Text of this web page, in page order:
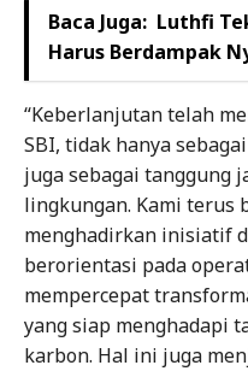
Baca Juga: Luthfi
Harus Berdampak
“Keberlanjutan telah
SBI, tidak hanya
juga sebagai tanggung
lingkungan. Kami terus
menghadirkan inisiatif
berorientasi pada
mempercepat
yang siap menghadapi
karbon. Hal ini juga